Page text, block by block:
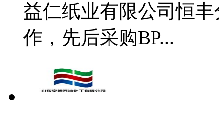
益仁纸业有限公司恒
作，先后采购BP...